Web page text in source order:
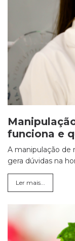
funciona e
A manipulação de
gera dúvidas na
Ler mais...